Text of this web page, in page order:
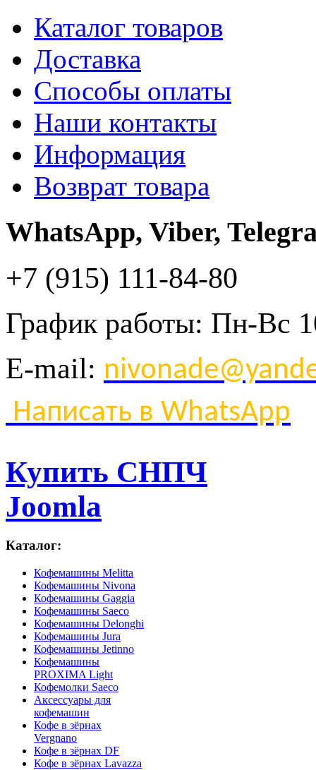
Каталог товаров
Доставка
Способы оплаты
Наши контакты
Информация
Возврат товара
WhatsApp, Viber,
+7 (915) 111-84-80
График работы: Пн-Вс
E-mail:
Написать в WhatsApp
Купить СНПЧ
Joomla
Каталог:
Кофемашины Melitta
Кофемашины Nivona
Кофемашины Gaggia
Кофемашины Saeco
Кофемашины Delonghi
Кофемашины Jura
Кофемашины Jetinno
Кофемашины
PROXIMA Light
Кофемолки Saeco
Аксессуары для
кофемашин
Кофе в зёрнах
Vergnano
Кофе в зёрнах DF
Кофе в зёрнах Lavazza